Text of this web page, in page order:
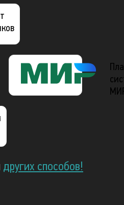
других способов!